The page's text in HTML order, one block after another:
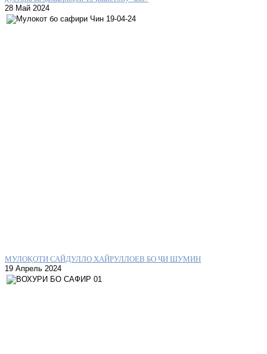
28 Май 2024
МУЛОҚОТИ САЙДУЛЛО ХАЙРУЛЛОЕВ БО ҶИ ШУМИН
19 Апрель 2024